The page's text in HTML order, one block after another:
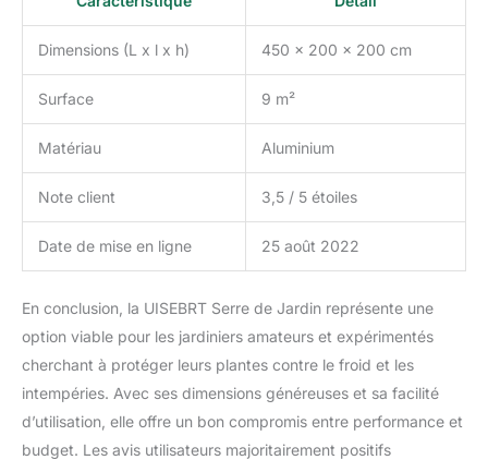
Dimensions (L x l x h) 450 x 200 x 200 cm
Surface 9 m²
Matériau Aluminium
Note client 3,5 / 5 étoiles
Date de mise en ligne 25 août 2022
En conclusion, la UISEBRT Serre de Jardin représente une
option viable pour les jardiniers amateurs et expérimentés
cherchant à protéger leurs plantes contre le froid et les
intempéries. Avec ses dimensions généreuses et sa facilité
d’utilisation, elle offre un bon compromis entre performance et
budget. Les avis utilisateurs majoritairement positifs